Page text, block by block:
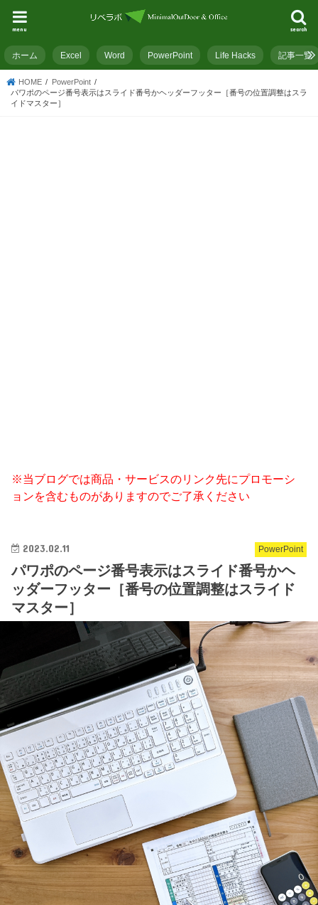
search
menu
ホーム Excel Word PowerPoint Life Hacks 記事一覧
HOME
PowerPoint
パワポのページ番号表示はスライド番号かヘッダーフッター［番号の位置調整はスラ
イドマスター］
※当ブログでは商品・サービスのリンク先にプロモーシ
ョンを含むものがありますのでご了承ください
PowerPoint
2023.02.11
パワポのページ番号表示はスライド番号かヘ
ッダーフッター［番号の位置調整はスライド
マスター］